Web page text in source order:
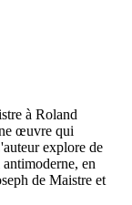
à Roland
œuvre qui
explore de
en
de Maistre et